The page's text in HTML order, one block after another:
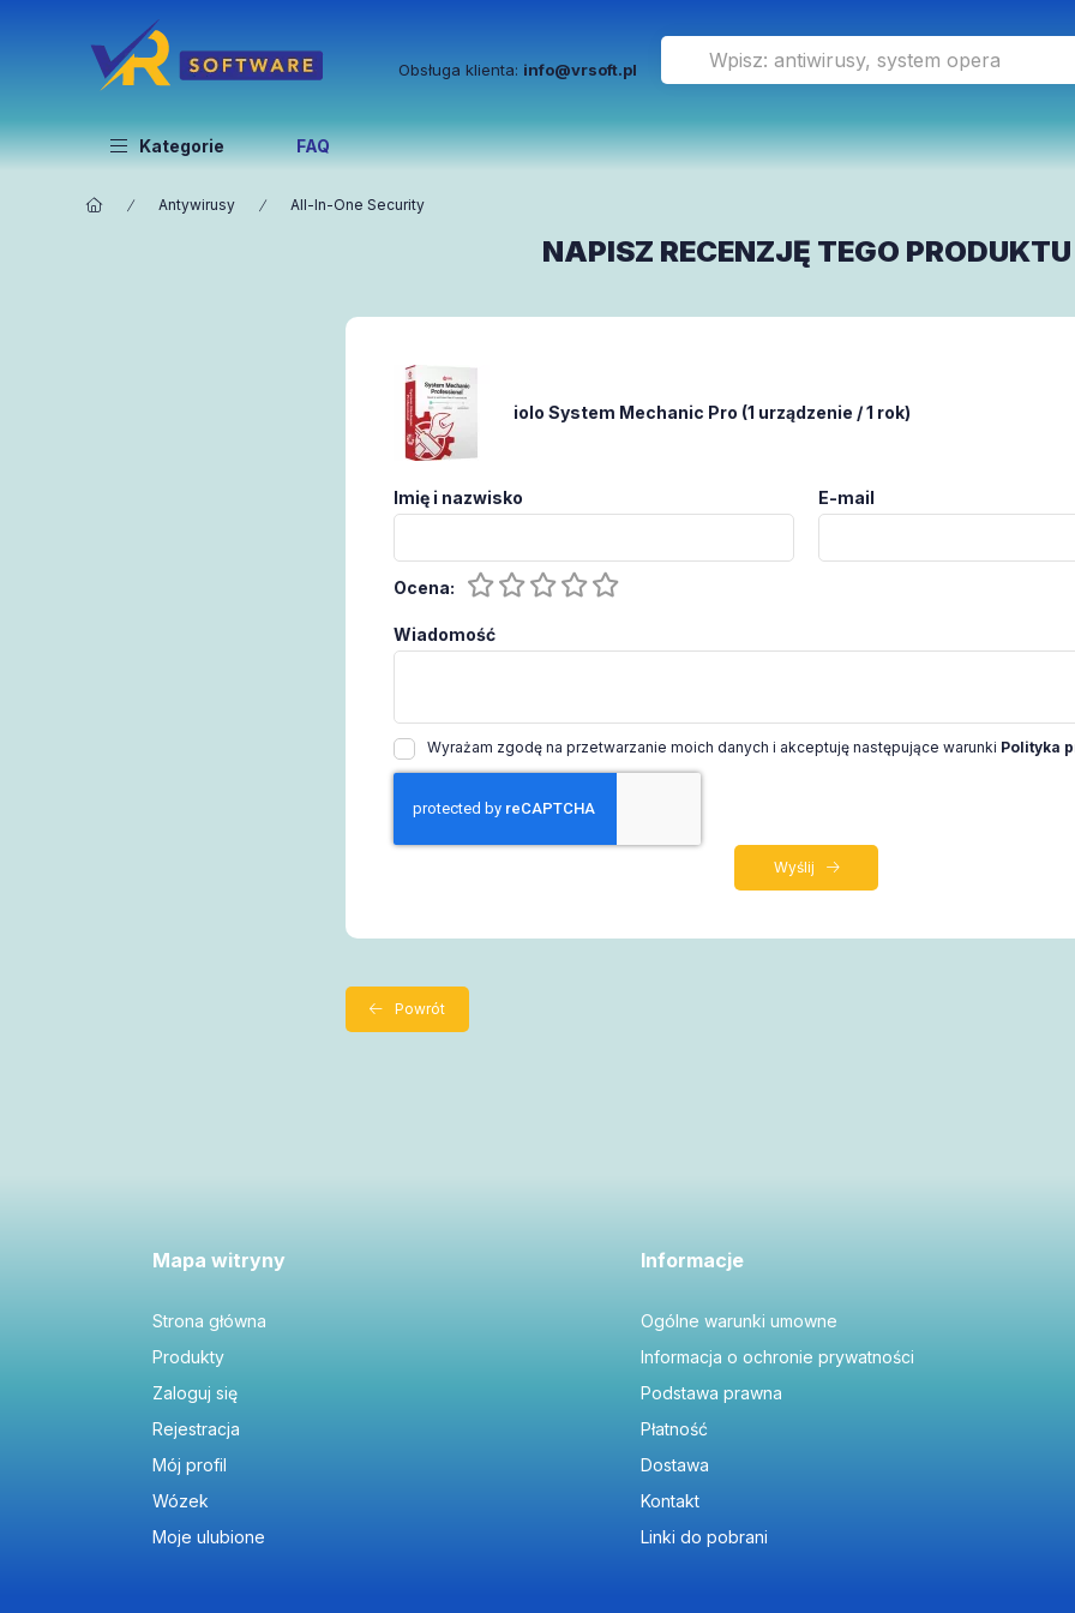
Obsługa klienta: info@vrsoft.pl
Kategorie FAQ
Antywirusy All-In-One Security
NAPISZ RECENZJĘ TEGO PRODUKTU
iolo System Mechanic Pro (1 urządzenie / 1 rok)
Imię i nazwisko E-mail
Ocena:
Wiadomość
Wyrażam zgodę na przetwarzanie moich danych i akceptuję następujące warunki Polityka
Wyślij
Powrót
Mapa witryny
Strona główna
Produkty
Zaloguj się
Rejestracja
Mój profil
Wózek
Moje ulubione
Informacje
Ogólne warunki umowne
Informacja o ochronie prywatności
Podstawa prawna
Płatność
Dostawa
Kontakt
Linki do pobrani